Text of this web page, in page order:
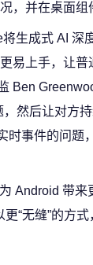
，并在桌面组
生成式 AI 深
易上手，让普
Ben
然后让对方
时事件的问题
Android 带
“无缝”的方